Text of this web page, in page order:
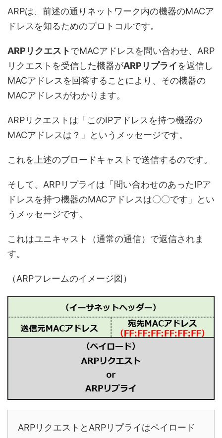
ARPは、前述の通りネットワーク内の機器のMACア
ドレスを知るためのプロトコルです。
ARPリクエストでMACアドレスを問い合わせ、ARP
リクエストを受信した機器がARPリプライを返信し
MACアドレスを回答することにより、その機器の
MACアドレスがわかります。
ARPリクエストは「このIPアドレスを持つ機器の
MACアドレスは？」というメッセージです。
これを上述のブロードキャストで送信するのです。
そして、ARPリプライは「問い合わせのあったIPア
ドレスを持つ機器のMACアドレスは〇〇です」とい
うメッセージです。
これはユニキャスト（通常の通信）で返信されま
す。
（ARPフレームのイメージ図）
ARPリクエストとARPリプライはペイロード